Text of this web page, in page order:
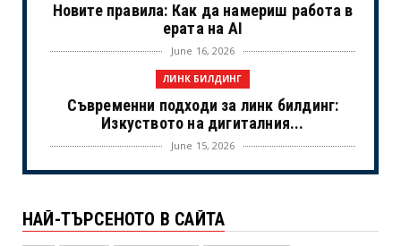
Новите правила: Как да намериш работа в
ерата на AI
June 16, 2026
ЛИНК БИЛДИНГ
Съвременни подходи за линк билдинг:
Изкуството на дигиталния...
June 15, 2026
UNCATEGORIZED
живот на холивудските знам...
НАЙ-ТЪРСЕНОТО В САЙТА